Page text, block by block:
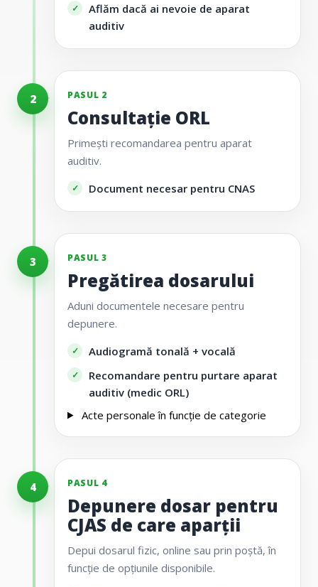
Aflăm dacă ai nevoie de aparat
auditiv
2 PASUL 2
Consultație ORL
Primești recomandarea pentru aparat
auditiv.
Document necesar pentru CNAS
3 PASUL 3
Pregătirea dosarului
Aduni documentele necesare pentru
depunere.
Audiogramă tonală + vocală
Recomandare pentru purtare aparat
auditiv (medic ORL)
Acte personale în funcție de categorie
4 PASUL 4
Depunere dosar pentru
CJAS de care aparții
Depui dosarul fizic, online sau prin poștă, în
funcție de opțiunile disponibile.